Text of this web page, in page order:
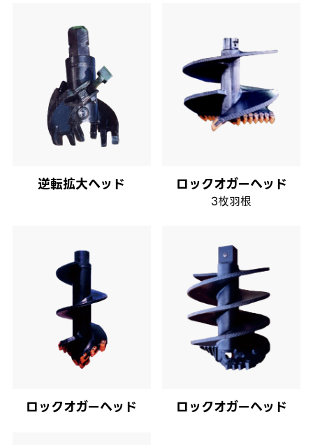
逆転拡大ヘッド ロックオガーヘッド
3枚羽根
ロックオガーヘッド ロックオガーヘッド